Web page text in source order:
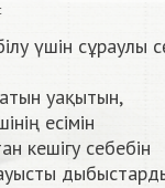
үшін сұраулы
уақытын,
есімін
кешігу себебін